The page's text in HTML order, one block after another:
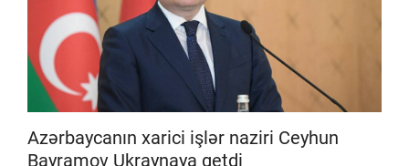
Azərbaycanın xarici işlər naziri Ceyhun
Bayramov Ukraynaya getdi